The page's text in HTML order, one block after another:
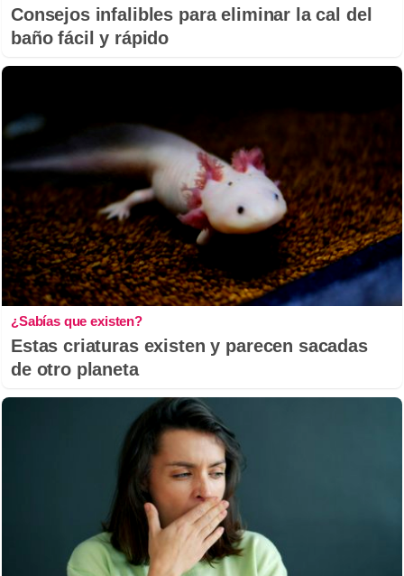
Consejos infalibles para eliminar la cal del
baño fácil y rápido
¿Sabías que existen?
Estas criaturas existen y parecen sacadas
de otro planeta